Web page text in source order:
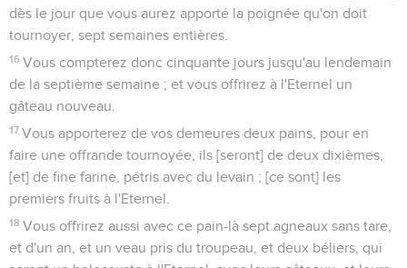
dès le jour que vous aurez apporté la poignée qu'on doit
tournoyer, sept semaines entières.
16 Vous compterez donc cinquante jours jusqu'au lendemain
de la septième semaine ; et vous offrirez à l'Eternel un
gâteau nouveau.
17 Vous apporterez de vos demeures deux pains, pour en
faire une offrande tournoyée, ils [seront] de deux dixièmes,
[et] de fine farine, pétris avec du levain ; [ce sont] les
premiers fruits à l'Eternel.
18 Vous offrirez aussi avec ce pain-là sept agneaux sans tare,
et d'un an, et un veau pris du troupeau, et deux béliers, qui